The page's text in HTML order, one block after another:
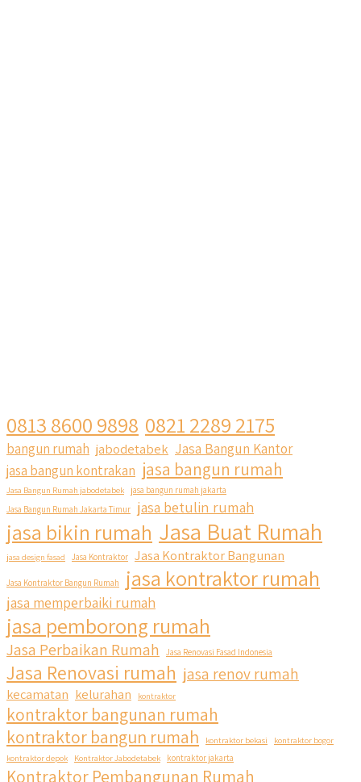
0813 8600 9898 0821 2289 2175
bangun rumah jabodetabek Jasa Bangun Kantor
jasa bangun kontrakan jasa bangun rumah
Jasa Bangun Rumah jabodetabek
jasa bangun rumah jakarta
Jasa Bangun Rumah Jakarta Timur
jasa betulin rumah
jasa bikin rumah Jasa Buat Rumah
jasa design fasad Jasa Kontraktor Jasa Kontraktor Bangunan
Jasa Kontraktor Bangun Rumah jasa kontraktor rumah
jasa memperbaiki rumah
jasa pemborong rumah
Jasa Perbaikan Rumah Jasa Renovasi Fasad Indonesia
Jasa Renovasi rumah jasa renov rumah
kecamatan kelurahan kontraktor
kontraktor bangunan rumah
kontraktor bangun rumah
kontraktor bekasi
kontraktor bogor
kontraktor depok
Kontraktor Jabodetabek kontraktor jakarta
Kontraktor Pembangunan Rumah